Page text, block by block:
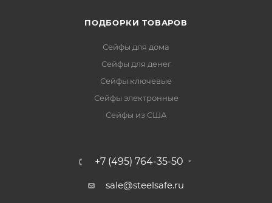
ПОДБОРКИ ТОВАРОВ
Сейфы для дома
Сейфы для денег
Сейфы ключевые
Сейфы электронные
Сейфы из США
+7 (495) 764-35-50
sale@steelsafe.ru